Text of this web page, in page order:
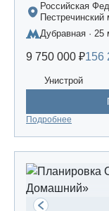
Российская
сельское
Царево-2», дом
Дубравная · 25
9 750 000 ₽156
Унистрой
Подробнее